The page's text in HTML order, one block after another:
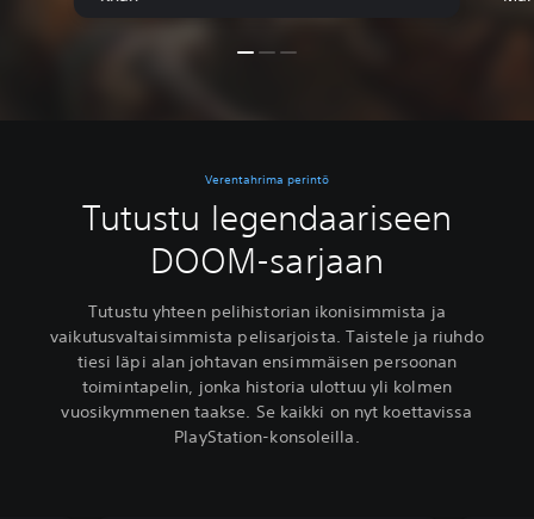
Verentahrima perintö
Tutustu legendaariseen
DOOM-sarjaan
Tutustu yhteen pelihistorian ikonisimmista ja
vaikutusvaltaisimmista pelisarjoista. Taistele ja riuhdo
tiesi läpi alan johtavan ensimmäisen persoonan
toimintapelin, jonka historia ulottuu yli kolmen
vuosikymmenen taakse. Se kaikki on nyt koettavissa
PlayStation-konsoleilla.